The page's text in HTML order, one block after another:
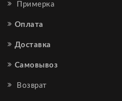
Примерка
Оплата
Доставка
Самовывоз
Возврат